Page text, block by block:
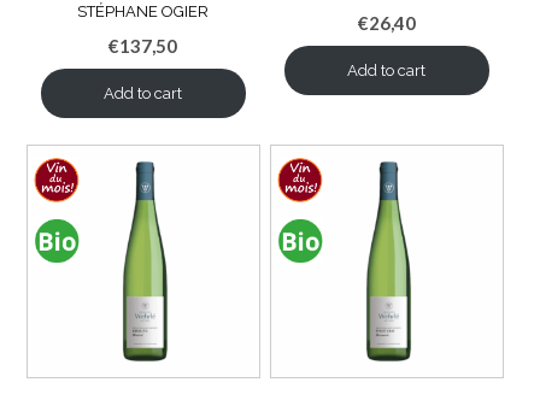
STÉPHANE OGIER
€137,50
Add to cart
€26,40
Add to cart